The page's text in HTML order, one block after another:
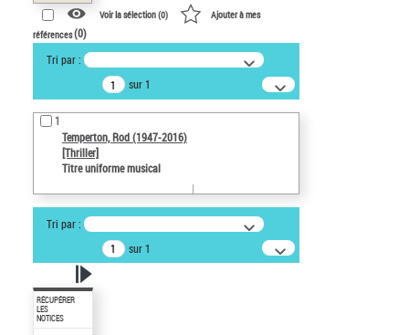
Voir la sélection (0)
Ajouter à mes
références(0)
Tri par :
sur 1
1
Temperton, Rod (1947-2016)
[Thriller]
Titre uniforme musical
Tri par :
sur 1
RÉCUPÉRER
LES
NOTICES